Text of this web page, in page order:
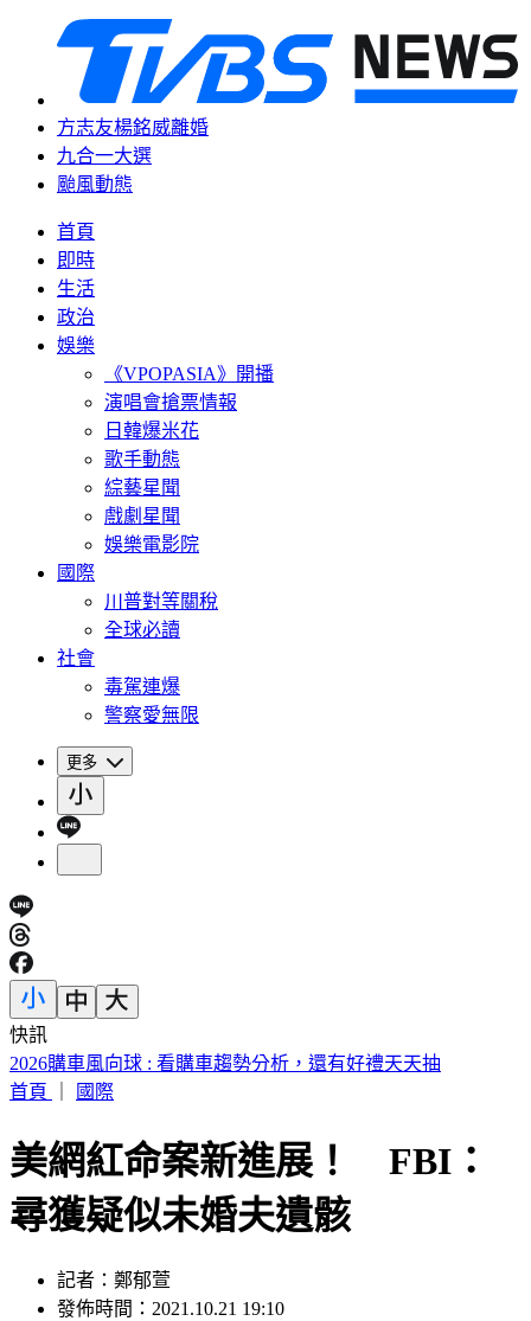
方志友楊銘威離婚
九合一大選
颱風動態
首頁
即時
生活
政治
娛樂
《VPOPASIA》開播
演唱會搶票情報
日韓爆米花
歌手動態
綜藝星聞
戲劇星聞
娛樂電影院
國際
川普對等關稅
全球必讀
社會
毒駕連爆
警察愛無限
更多
快訊
SBS歌謠大戰／ATEEZ「震胸舞」收視率2.11 奪全晚最高
首頁
國際
美網紅命案新進展！ FBI：
尋獲疑似未婚夫遺骸
記者：鄭郁萱
發佈時間：2021.10.21 19:10